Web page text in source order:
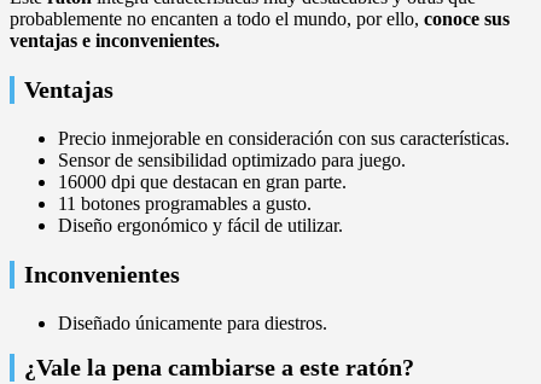
probablemente no encanten a todo el mundo, por ello, conoce sus
ventajas e inconvenientes.
Ventajas
Precio inmejorable en consideración con sus características.
Sensor de sensibilidad optimizado para juego.
16000 dpi que destacan en gran parte.
11 botones programables a gusto.
Diseño ergonómico y fácil de utilizar.
Inconvenientes
Diseñado únicamente para diestros.
¿Vale la pena cambiarse a este ratón?